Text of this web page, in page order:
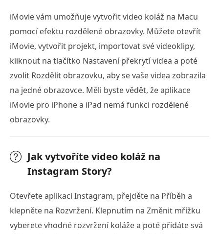
iMovie vám umožňuje vytvořit video koláž na Macu
pomocí efektu rozdělené obrazovky. Můžete otevřít
iMovie, vytvořit projekt, importovat své videoklipy,
kliknout na tlačítko Nastavení překrytí videa a poté
zvolit Rozdělit obrazovku, aby se vaše videa zobrazila
na jedné obrazovce. Měli byste vědět, že aplikace
iMovie pro iPhone a iPad nemá funkci rozdělené
obrazovky.
Jak vytvoříte video koláž na
Instagram Story?
Otevřete aplikaci Instagram, přejděte na Příběh a
klepněte na Rozvržení. Klepnutím na Změnit mřížku
vyberete vhodné rozvržení koláže a poté přidáte svá